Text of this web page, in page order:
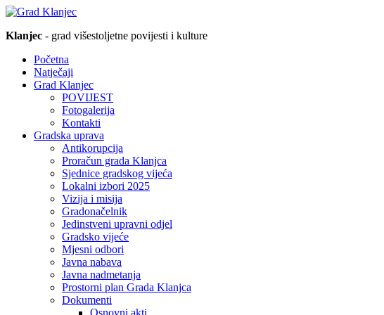
Klanjec - grad višestoljetne povijesti i kulture
Početna
Natječaji
Grad Klanjec
POVIJEST
Fotogalerija
Kontakti
Gradska uprava
Antikorupcija
Proračun grada Klanjca
Sjednice gradskog vijeća
Lokalni izbori 2025
Vizija i misija
Gradonačelnik
Jedinstveni upravni odjel
Gradsko vijeće
Mjesni odbori
Javna nabava
Javna nadmetanja
Prostorni plan Grada Klanjca
Dokumenti
Osnovni akti